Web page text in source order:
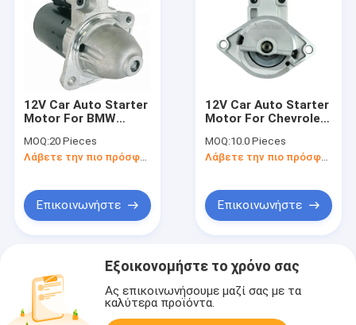
12V Car Auto Starter
Motor For BMW
0001107423
0001107424 CS1412
MOQ:20 Pieces
Λάβετε την πιο πρόσφατη τιμή
Επικοινωνήστε
12V Car Auto Starter
Motor For Chevrolet
0001107098 CS1188
112431 Lester/WAI
MOQ:10.0 Pieces
Επικοινωνήστε
Εξοικονομήστε το χρόνο σας
Ας επικοινωνήσουμε μαζί σας με τα
καλύτερα προϊόντα.